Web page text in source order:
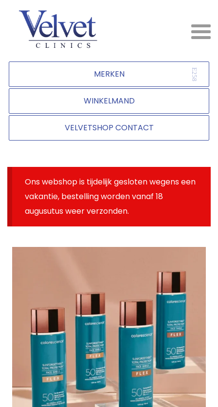
MERKEN
WINKELMAND
VELVETSHOP CONTACT
Ons webshop is tijdelijk gesloten wegens een
vakantie, bestelling worden vanaf 18
augusutus weer verzonden.